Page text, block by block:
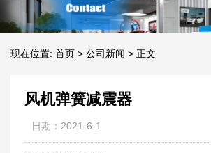
现在位置: 首页 > 公司新闻 > 正文
风机弹簧减震器
日期：2021-6-1